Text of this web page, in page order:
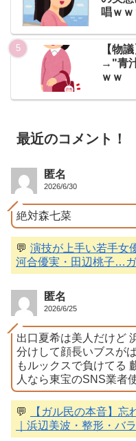
唱ｗｗ
【物
→"青
ｗｗ
最近のコメント！
匿名
2026/6/30
絶対森七菜
💬 演技が上手い若手女
河合優実・田辺桃子…
匿名
2026/6/25
出口夏希は美人だけど
分けして顔長いブスが
もルックスで負けてる
人なら東宝のSNS業者
💬
【ガル民の本音】
｜浜辺美波・整形・バ